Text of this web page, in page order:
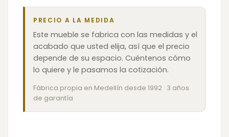
PRECIO A LA MEDIDA
Este mueble se fabrica con las medidas y el
acabado que usted elija, así que el precio
depende de su espacio. Cuéntenos cómo
lo quiere y le pasamos la cotización.
Fábrica propia en Medellín desde 1992 · 3 años
de garantía